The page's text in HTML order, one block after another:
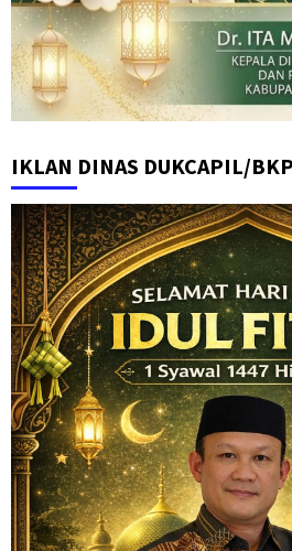
IKLAN DINAS DUKCAPIL/